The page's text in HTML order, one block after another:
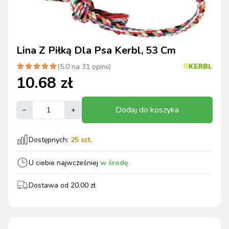
Lina Z Piłką Dla Psa Kerbl, 53 Cm
(5.0 na 31 opinii)
10.68 zł
– + Dodaj do koszyka
Dostępnych: 25 szt.
U ciebie najwcześniej w środę
Dostawa od 20.00 zł